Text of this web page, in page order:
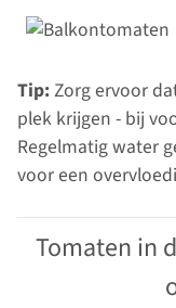
Tip:Zorg ervoor
plek krijgen - bij
Regelmatig water
voor een
Tomaten in